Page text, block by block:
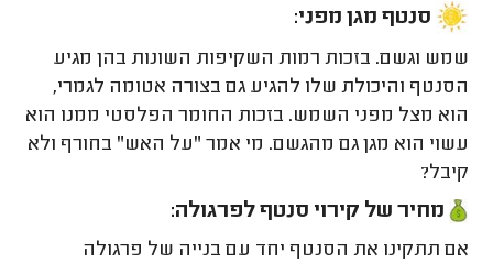
סנטף מגן מפני:
שמש וגשם. בזכות רמות השקיפות השונות בהן מגיע
הסנטף והיכולת שלו להגיע גם בצורה אטומה לגמרי,
הוא מצל מפני השמש. בזכות החומר הפלסטי ממנו הוא
עשוי הוא מגן גם מהגשם. מי אמר "על האש" בחורף ולא
קיבל?
מחיר של קירוי סנטף לפרגולה:
אם תתקינו את הסנטף יחד עם בנייה של פרגולה